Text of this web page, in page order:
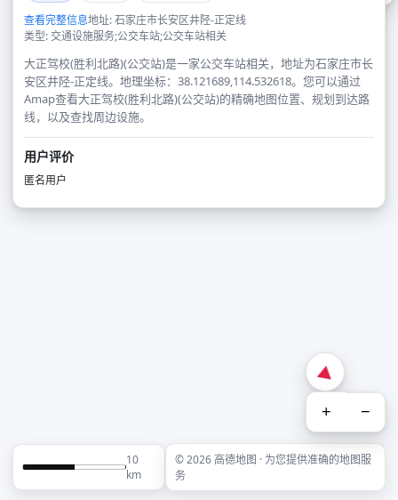
查看完整信息地址: 石家庄市长安区井陉-正定线
类型: 交通设施服务;公交车站;公交车站相关
大正驾校(胜利北路)(公交站)是一家公交车站相关，地址为石家庄市长
安区井陉-正定线。地理坐标：38.121689,114.532618。您可以通过
Amap查看大正驾校(胜利北路)(公交站)的精确地图位置、规划到达路
线，以及查找周边设施。
用户评价
匿名用户
+ −
10
km
© 2026 高德地图 · 为您提供准确的地图服
务